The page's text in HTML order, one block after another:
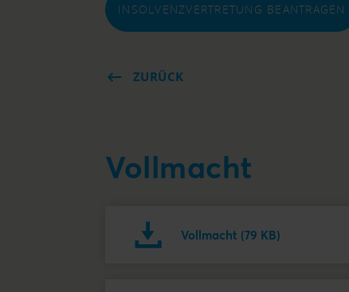
INSOLVENZVERTRETUNG BEANTRAGEN
ZURÜCK
Vollmacht
Vollmacht (79 KB)